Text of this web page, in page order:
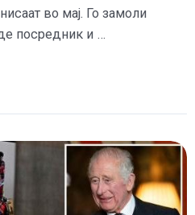
во мај. Го замоли
посредник и …